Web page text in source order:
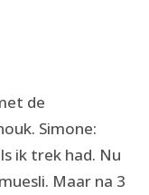
de
Simone:
ik trek had. Nu
Maar na 3